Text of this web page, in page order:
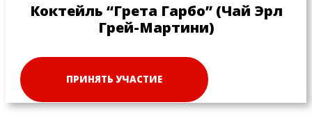
Коктейль “Грета Гарбо” (Чай Эрл
Грей-Мартини)
ПРИНЯТЬ УЧАСТИЕ